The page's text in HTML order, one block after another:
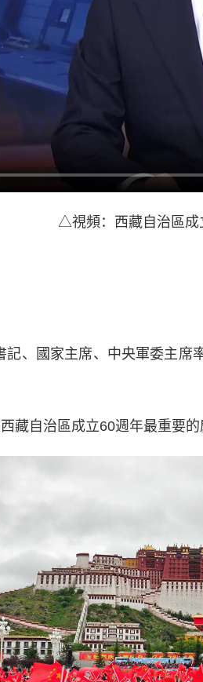
△視頻：西藏自治區成
國家主席、中央軍委主席
自治區成立60週年最重要的